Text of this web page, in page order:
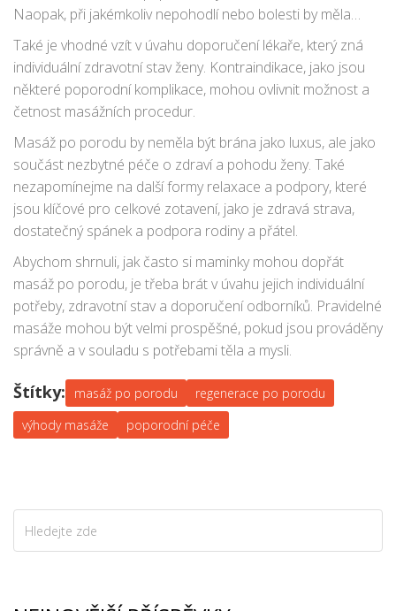
Naopak, při jakémkoliv nepohodlí nebo bolesti by měla
masérku okamžitě upozornit a přizpůsobit techniky nebo
intenzitu masáže.
Také je vhodné vzít v úvahu doporučení lékaře, který zná
individuální zdravotní stav ženy. Kontraindikace, jako jsou
některé poporodní komplikace, mohou ovlivnit možnost a
četnost masážních procedur.
Masáž po porodu by neměla být brána jako luxus, ale jako
součást nezbytné péče o zdraví a pohodu ženy. Také
nezapomínejme na další formy relaxace a podpory, které
jsou klíčové pro celkové zotavení, jako je zdravá strava,
dostatečný spánek a podpora rodiny a přátel.
Abychom shrnuli, jak často si maminky mohou dopřát
masáž po porodu, je třeba brát v úvahu jejich individuální
potřeby, zdravotní stav a doporučení odborníků. Pravidelné
masáže mohou být velmi prospěšné, pokud jsou prováděny
správně a v souladu s potřebami těla a mysli.
Štítky: masáž po porodu
regenerace po porodu
výhody masáže
poporodní péče